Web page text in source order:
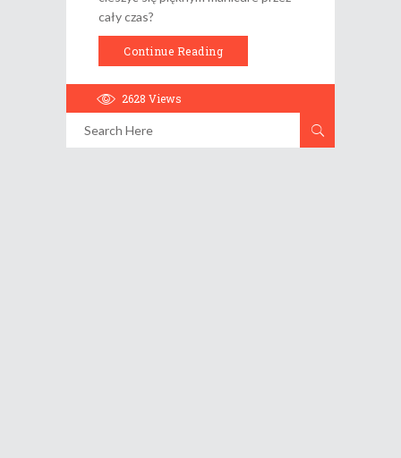
cały czas?
Continue Reading
2628 Views